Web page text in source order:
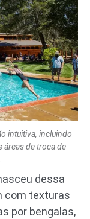
intuitiva, incluindo
áreas de troca de
dessa
com texturas
por bengalas,